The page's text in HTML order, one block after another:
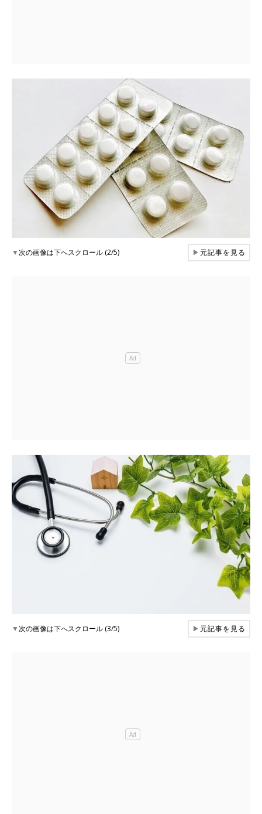
▼次の画像は下へスクロール (2/5) ▶元記事を見る
▼次の画像は下へスクロール (3/5) ▶元記事を見る